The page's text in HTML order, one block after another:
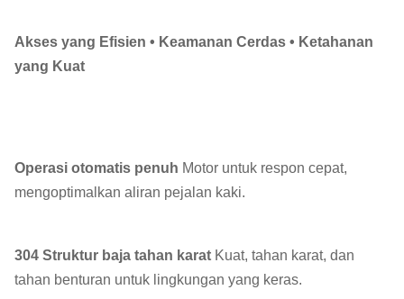
Akses yang Efisien • Keamanan Cerdas • Ketahanan
yang Kuat
Operasi otomatis penuh ️ Motor untuk respon cepat,
mengoptimalkan aliran pejalan kaki.
304 Struktur baja tahan karat ️ Kuat, tahan karat, dan
tahan benturan untuk lingkungan yang keras.